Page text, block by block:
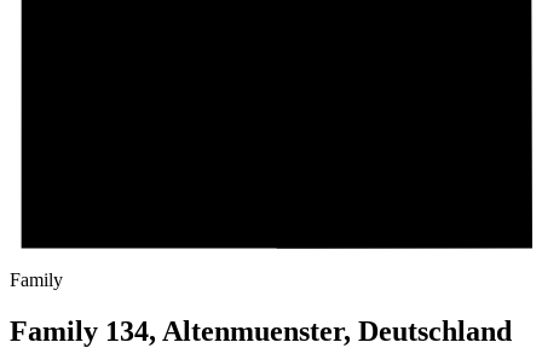
Family
Family 134, Altenmuenster, Deutschland